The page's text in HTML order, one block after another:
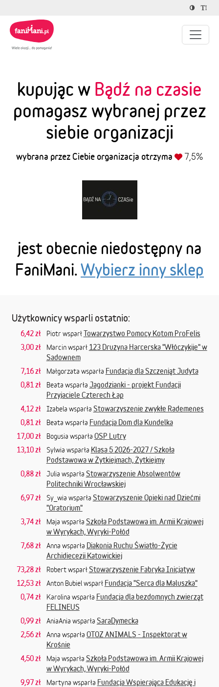
kupując w Bądź na czasie
pomagasz wybranej przez
siebie organizacji
wybrana przez Ciebie organizacja otrzyma 7,5%
jest obecnie niedostępny na
FaniMani. Wybierz inny sklep
Użytkownicy wsparli ostatnio:
6,42 zł Piotr wsparłTowarzystwo Pomocy Kotom ProFelis
3,00 zł
Marcin wsparł 123 Drużyna Harcerska "Włóczykije" w
Sadownem
7,16 zł
Małgorzata wsparła Fundacja dla Szczeniąt Judyta
0,81 zł
Beata wsparła Jagodzianki - projekt Fundacji
Przyjaciele Czterech Łap
4,12 zł
Izabela wsparła Stowarzyszenie zwykłe Rademenes
0,81 zł
Beata wsparła Fundacja Dom dla Kundelka
17,00 zł
Bogusia wsparła OSP Lutry
13,10 zł
Sylwia wsparła Klasa 5 2026-2027 / Szkoła
Podstawowa w Żytkiejmach, Żytkiejmy
0,88 zł
Julia wsparła Stowarzyszenie Absolwentów
Politechniki Wrocławskiej
6,97 zł
Sy_wia wsparła Stowarzyszenie Opieki nad Dziećmi
"Oratorium"
3,74 zł
Maja wsparła Szkoła Podstawowa im. Armii Krajowej
w Wyrykach, Wyryki-Połód
7,68 zł
Anna wsparła Diakonia Ruchu Światło-Życie
Archidiecezji Katowickiej
73,28 zł
Robert wsparł Stowarzyszenie Fabryka Inicjatyw
12,53 zł
Anton Bubiel wsparł Fundacja "Serca dla Maluszka"
0,74 zł
Karolina wsparła Fundacja dla bezdomnych zwierząt
FELINEUS
0,99 zł
AniaAnia wsparła SaraDymecka
2,56 zł
Anna wsparła OTOZ ANIMALS - Inspektorat w
Krośnie
4,50 zł
Maja wsparła Szkoła Podstawowa im. Armii Krajowej
w Wyrykach, Wyryki-Połód
9,97 zł
Martyna wsparła Fundacja Wspierająca Edukację i